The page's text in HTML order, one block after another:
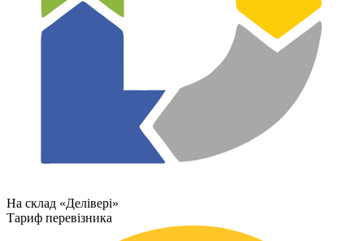
На склад «Делівері»
Тариф перевізника